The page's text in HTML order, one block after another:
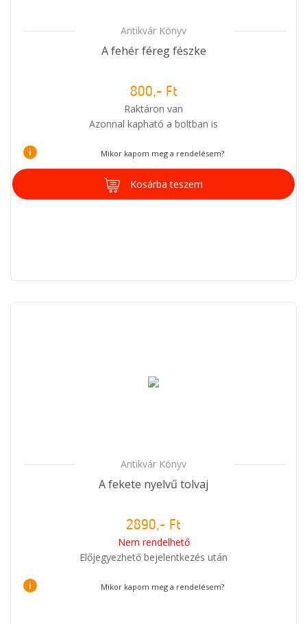
Antikvár Könyv
A fehér féreg fészke
800,- Ft
Raktáron van
Azonnal kapható a boltban is
i Mikor kapom meg a rendelésem?
Kosárba teszem
Antikvár Könyv
A fekete nyelvű tolvaj
2890,- Ft
Nem rendelhető
Előjegyezhető bejelentkezés után
i Mikor kapom meg a rendelésem?